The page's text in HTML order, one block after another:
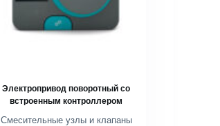
Электропривод поворотный со
встроенным контроллером
Смесительные узлы и клапаны